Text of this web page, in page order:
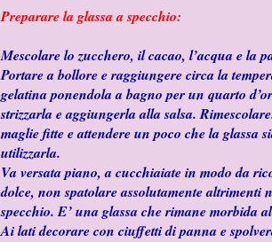
Preparare la glassa a specchio:
Mescolare lo zucchero, il cacao, l’acqua e la
Portare a bollore e raggiungere circa la
gelatina ponendola a bagno per un quarto
strizzarla e aggiungerla alla salsa.
maglie fitte eattendere un poco che la glassa
utilizzarla.
Va versata piano, a cucchiaiate in modo da
dolce, non spatolare assolutamente altrimenti
specchio. E’ una glassa che rimane morbida
Ai lati decorare con ciuffetti di panna e